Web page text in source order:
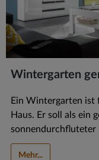
Wintergarten
Ein Wintergarten ist
Haus. Er soll als ein
sonnendurchfluteter
Mehr...